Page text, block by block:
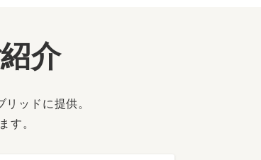
介
ッドに提供。
す。